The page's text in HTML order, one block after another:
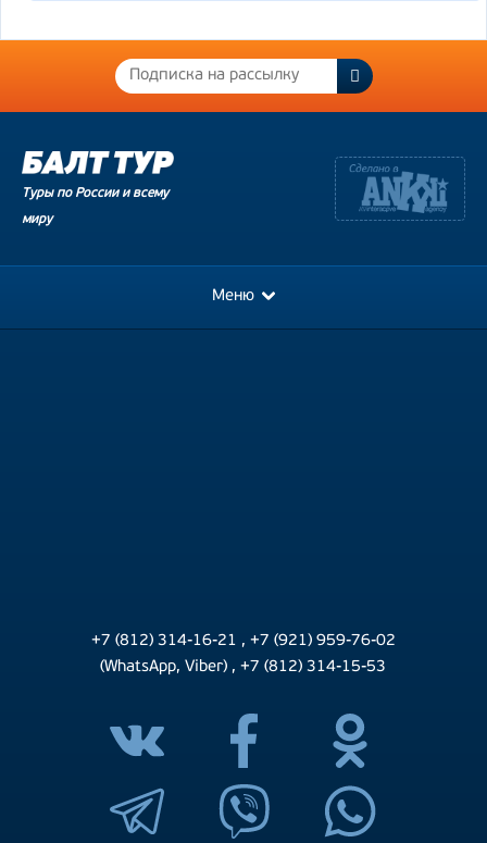
Туры по России и всему
миру
Меню
+7 (812) 314-16-21 , +7 (921) 959-76-02
(WhatsApp, Viber) ,+7 (812) 314-15-53